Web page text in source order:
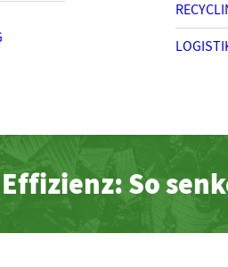
So